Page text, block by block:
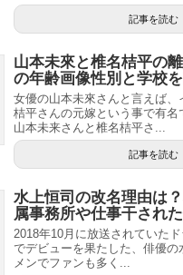
記事を読む
山本未來と椎名桔平の
の年齢画像性別と学校を
女優の山本未來さんと言えば、
桔平さんの元嫁という事で有名
山本未来さんと椎名桔平さ...
記事を読む
水上恒司の改名理由は
属事務所や仕事干され
2018年10月に放送されていたド
でデビューを果たした、俳優の
メンでファンも多く...